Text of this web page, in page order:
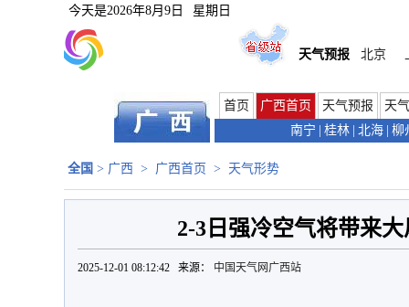
今天是2026年8月9日 星期日
天气预报 北京
首页 广西首页 天气预报
天
南宁
桂林 北海 柳
全国 > 广西 > 广西首页 > 天气形势
2-3日强冷空气将带来
2025-12-01 08:12:42 来源： 中国天气网广西站